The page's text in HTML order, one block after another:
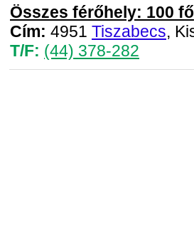
Összes férőhely: 100 fő
Cím: 4951 Tiszabecs,
T/F: (44) 378-282